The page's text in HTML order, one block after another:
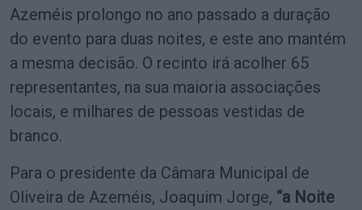
Azeméis prolongo no ano passado a duração
do evento para duas noites, e este ano mantém
a mesma decisão. O recinto irá acolher 65
representantes, na sua maioria associações
locais, e milhares de pessoas vestidas de
branco.
Para o presidente da Câmara Municipal de
Oliveira de Azeméis, Joaquim Jorge, “a Noite